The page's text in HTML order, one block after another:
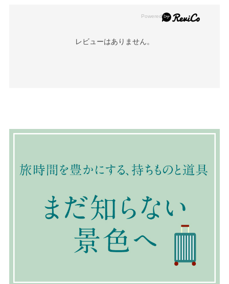
レビューはありません。